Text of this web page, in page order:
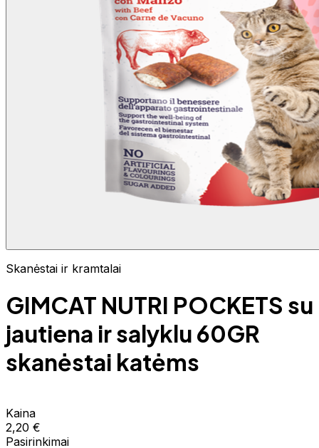
Skanėstai ir kramtalai
GIMCAT NUTRI POCKETS su
jautiena ir salyklu 60GR
skanėstai katėms
Kaina
2,20 €
Pasirinkimai